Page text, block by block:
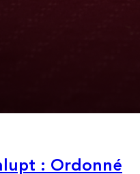
: Ordonné